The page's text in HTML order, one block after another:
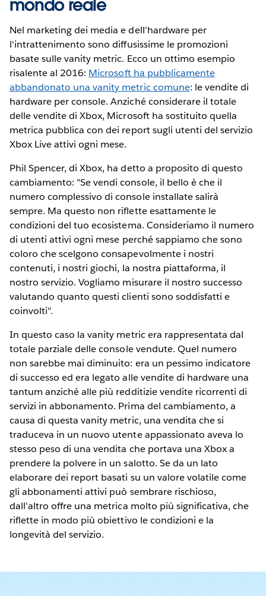
mondo reale
Nel marketing dei media e dell'hardware per
l'intrattenimento sono diffusissime le promozioni
basate sulle vanity metric. Ecco un ottimo esempio
risalente al 2016: Microsoft ha pubblicamente
abbandonato una vanity metric comune: le vendite di
hardware per console. Anziché considerare il totale
delle vendite di Xbox, Microsoft ha sostituito quella
metrica pubblica con dei report sugli utenti del servizio
Xbox Live attivi ogni mese.
Phil Spencer, di Xbox, ha detto a proposito di questo
cambiamento: "Se vendi console, il bello è che il
numero complessivo di console installate salirà
sempre. Ma questo non riflette esattamente le
condizioni del tuo ecosistema. Consideriamo il numero
di utenti attivi ogni mese perché sappiamo che sono
coloro che scelgono consapevolmente i nostri
contenuti, i nostri giochi, la nostra piattaforma, il
nostro servizio. Vogliamo misurare il nostro successo
valutando quanto questi clienti sono soddisfatti e
coinvolti".
In questo caso la vanity metric era rappresentata dal
totale parziale delle console vendute. Quel numero
non sarebbe mai diminuito: era un pessimo indicatore
di successo ed era legato alle vendite di hardware una
tantum anziché alle più redditizie vendite ricorrenti di
servizi in abbonamento. Prima del cambiamento, a
causa di questa vanity metric, una vendita che si
traduceva in un nuovo utente appassionato aveva lo
stesso peso di una vendita che portava una Xbox a
prendere la polvere in un salotto. Se da un lato
elaborare dei report basati su un valore volatile come
gli abbonamenti attivi può sembrare rischioso,
dall'altro offre una metrica molto più significativa, che
riflette in modo più obiettivo le condizioni e la
longevità del servizio.